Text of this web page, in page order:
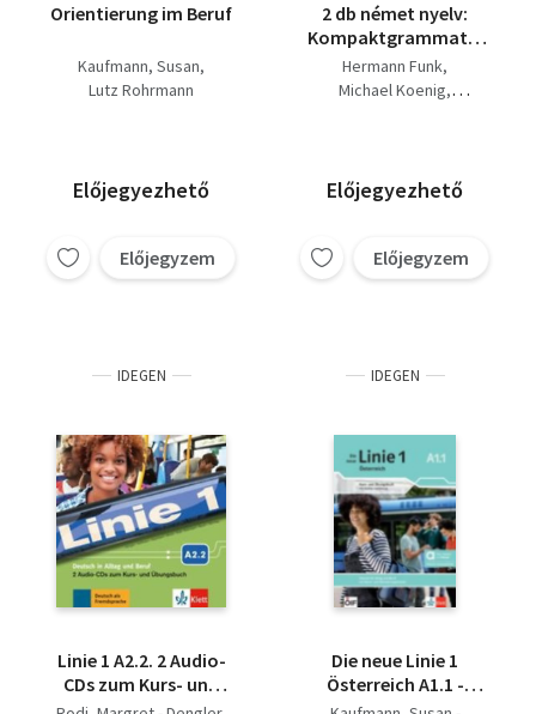
Orientierung im Beruf
Kaufmann, Susan
Lutz Rohrmann
Előjegyezhető
Előjegyzem
2 db német nyelv:
Kompaktgrammatik
(Német összefoglaló
nyelvtan) + Német
gyűjteménye)
Hermann Funk
Michael Koenig
Előjegyezhető
Előjegyzem
IDEGEN
Linie 1 A2.2. 2 Audio-
CDs zum Kurs- und
Übungsbuch - Deutsch
IDEGEN
Die neue Linie 1
Österreich A1.1 -
Hybride Ausgabe